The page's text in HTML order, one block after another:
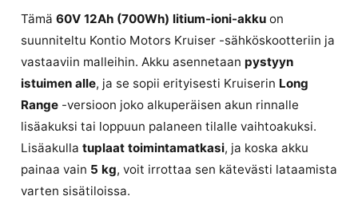
Tämä 60V 12Ah (700Wh) litium-ioni-akku on
suunniteltu Kontio Motors Kruiser -sähköskootteriin ja
vastaaviin malleihin. Akku asennetaan pystyyn
istuimen alle, ja se sopii erityisesti Kruiserin Long
Range -versioon joko alkuperäisen akun rinnalle
lisäakuksi tai loppuun palaneen tilalle vaihtoakuksi.
Lisäakulla tuplaat toimintamatkasi, ja koska akku
painaa vain 5 kg, voit irrottaa sen kätevästi lataamista
varten sisätiloissa.